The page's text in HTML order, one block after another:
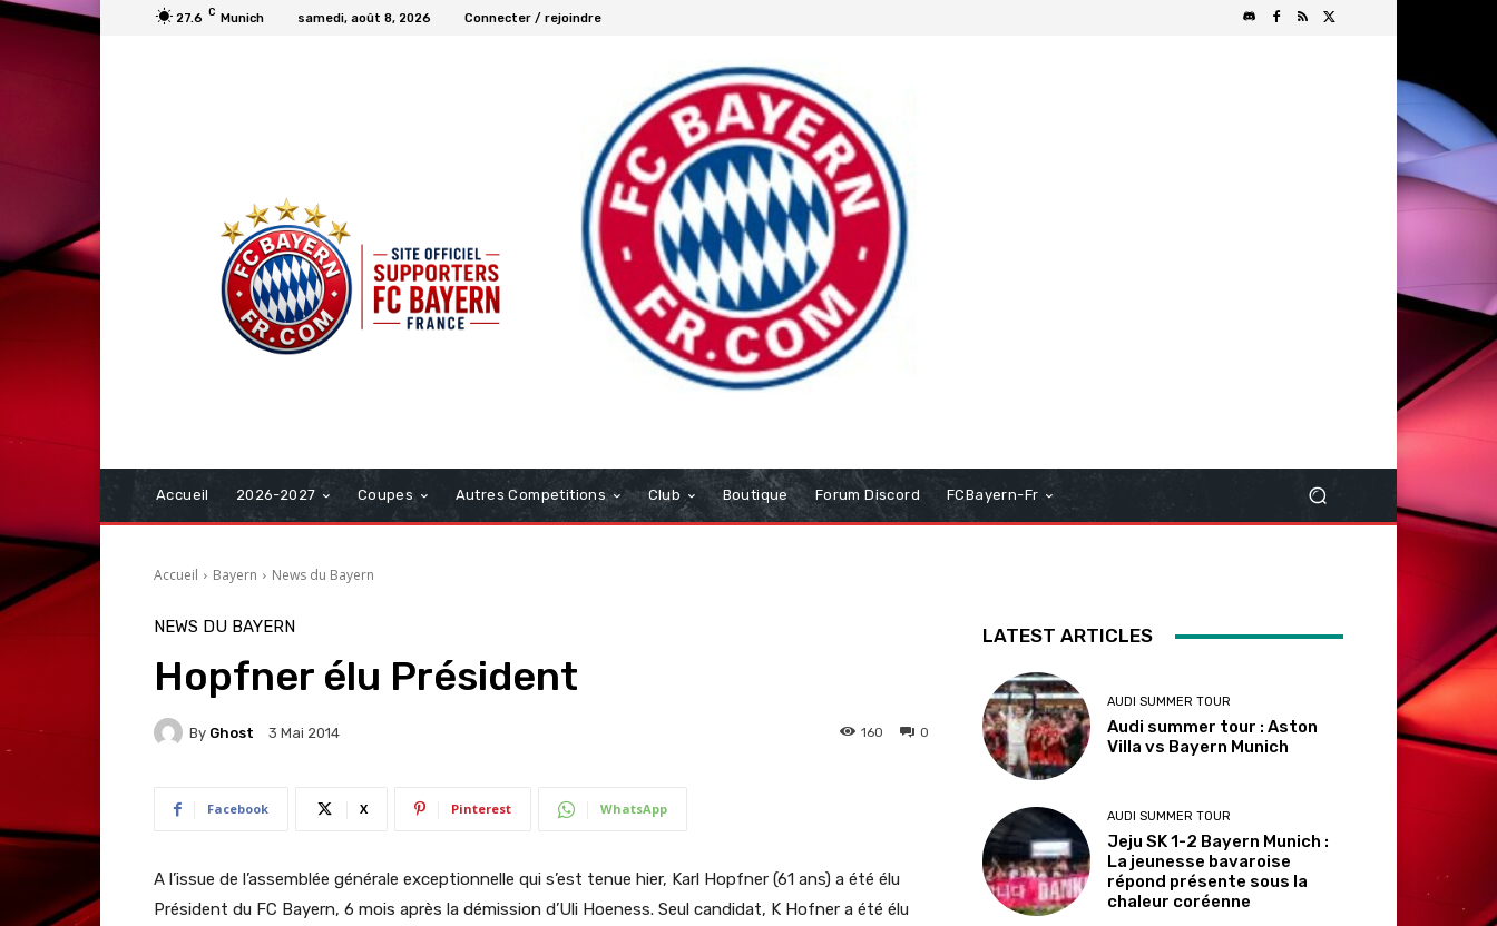
27.6 C Munich samedi, août 8, 2026 Connecter / rejoindre
Accueil 2026-2027 Coupes Autres Competitions Club Boutique Forum Discord FCBayern-Fr
Accueil Bayern News du Bayern
NEWS DU BAYERN
Hopfner élu Président
By Ghost 3 Mai 2014 0
160
Facebook X Pinterest WhatsApp
A l’issue de l’assemblée générale exceptionnelle qui s’est tenue hier, Karl Hopfner (61 ans) a été élu
Président du FC Bayern, 6 mois après la démission d’Uli Hoeness. Seul candidat, K Hofner a été élu
LATEST ARTICLES
AUDI SUMMER TOUR
Audi summer tour : Aston
Villa vs Bayern Munich
AUDI SUMMER TOUR
Jeju SK 1-2 Bayern Munich :
La jeunesse bavaroise
répond présente sous la
chaleur coréenne